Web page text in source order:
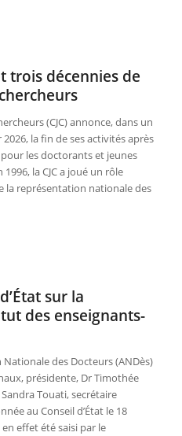
trois décennies de
(CJC) annonce, dans un
la fin de ses activités après
les doctorants et jeunes
la CJC a joué un rôle
la représentation nationale des
sur la
des enseignants-
des Docteurs (ANDès)
présidente, Dr Timothée
Touati, secrétaire
au Conseil d’État le 18
en effet été saisi par le